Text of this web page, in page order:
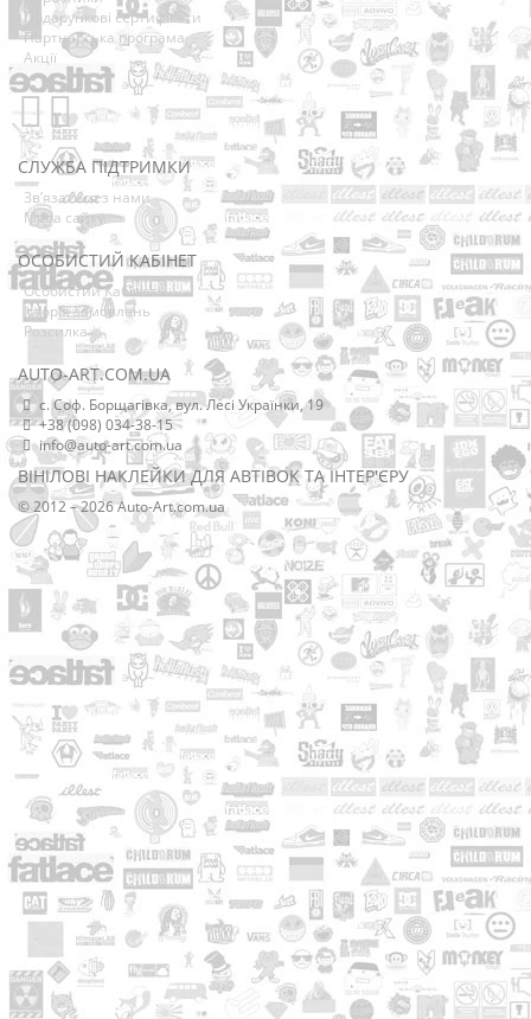
Подарункові сертифікати
Партнерська програма
Акції
СЛУЖБА ПІДТРИМКИ
Зв’язатися з нами
Мапа сайту
ОСОБИСТИЙ КАБІНЕТ
Особистий Кабінет
Історія замовлень
Розсилка
AUTO-ART.COM.UA
с. Соф. Борщагівка, вул. Лесі Українки, 19
+38 (098) 034-38-15
info@auto-art.com.ua
ВІНІЛОВІ НАКЛЕЙКИ ДЛЯ АВТІВОК ТА ІНТЕР'ЄРУ
© 2012 – 2026 Auto-Art.com.ua